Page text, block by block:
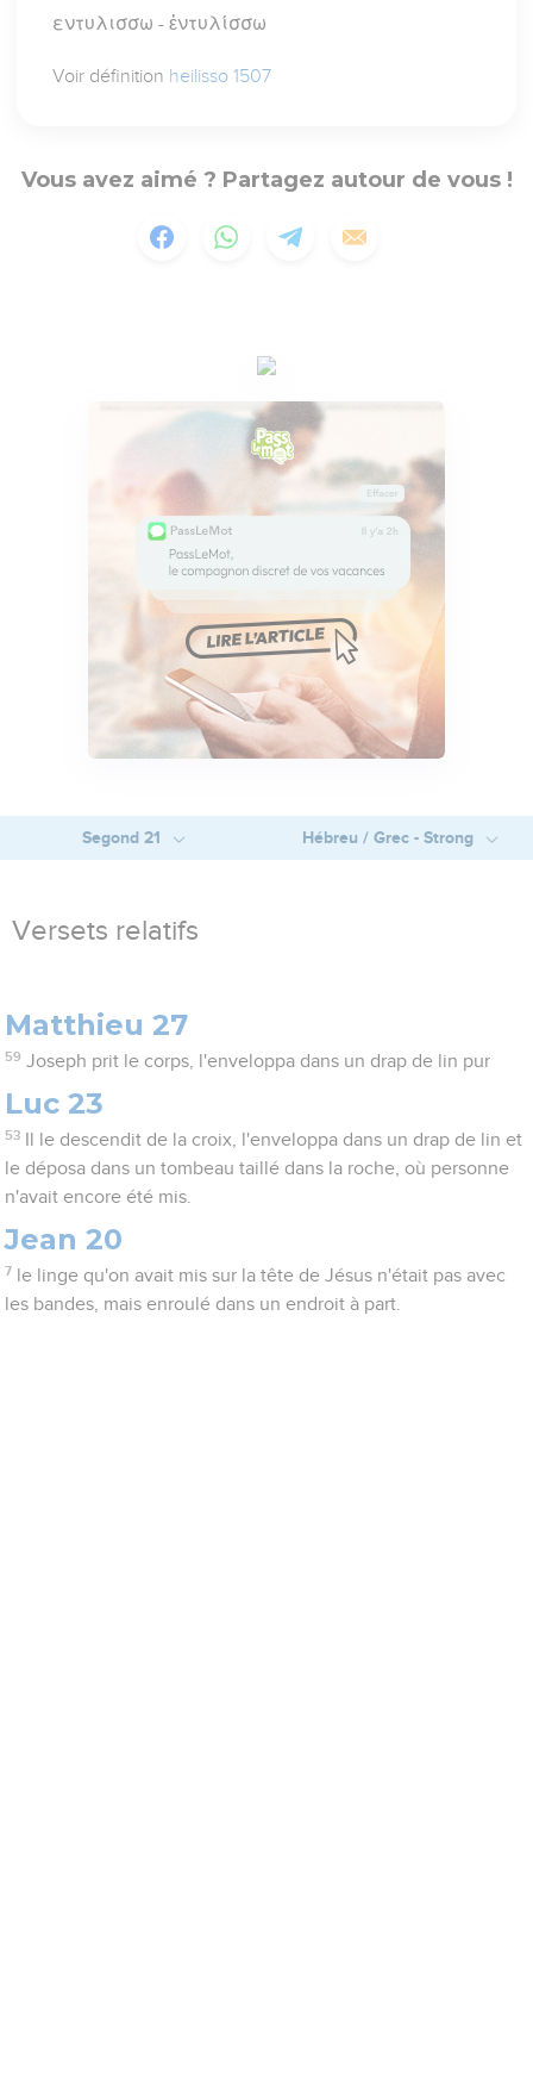
εντυλισσω - ἐντυλίσσω
Voir définition heilisso 1507
Vous avez aimé ? Partagez autour de vous !
Segond 21 Hébreu / Grec - Strong
Versets relatifs
Matthieu 27
59 Joseph prit le corps, l'enveloppa dans un drap de lin pur
Luc 23
53
Il le descendit de la croix, l'enveloppa dans un drap de lin et
le déposa dans un tombeau taillé dans la roche, où personne
n'avait encore été mis.
Jean 20
7
le linge qu'on avait mis sur la tête de Jésus n'était pas avec
les bandes, mais enroulé dans un endroit à part.